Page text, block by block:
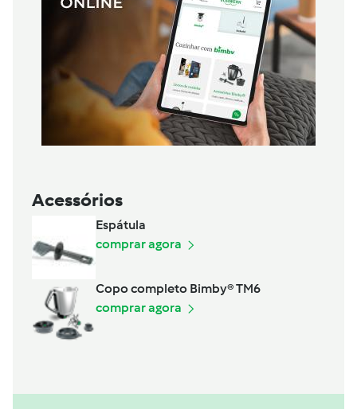
Acessórios
Espátula
comprar agora
Copo completo Bimby® TM6
comprar agora